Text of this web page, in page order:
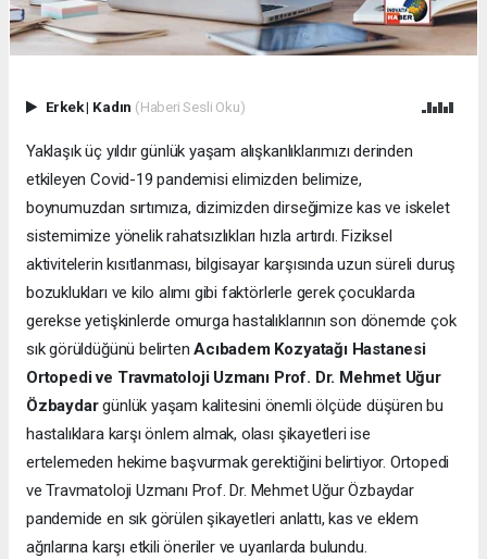
Erkek| Kadın (Haberi Sesli Oku)
Yaklaşık üç yıldır günlük yaşam alışkanlıklarımızı derinden
etkileyen Covid-19 pandemisi elimizden belimize,
boynumuzdan sırtımıza, dizimizden dirseğimize kas ve iskelet
sistemimize yönelik rahatsızlıkları hızla artırdı. Fiziksel
aktivitelerin kısıtlanması, bilgisayar karşısında uzun süreli duruş
bozuklukları ve kilo alımı gibi faktörlerle gerek çocuklarda
gerekse yetişkinlerde omurga hastalıklarının son dönemde çok
sık görüldüğünü belirtenAcıbadem Kozyatağı Hastanesi
Ortopedi ve Travmatoloji Uzmanı Prof. Dr. Mehmet Uğur
Özbaydargünlük yaşam kalitesini önemli ölçüde düşüren bu
hastalıklara karşı önlem almak, olası şikayetleri ise
ertelemeden hekime başvurmak gerektiğini belirtiyor. Ortopedi
ve Travmatoloji Uzmanı Prof. Dr. Mehmet Uğur Özbaydar
pandemide en sık görülen şikayetleri anlattı, kas ve eklem
ağrılarına karşı etkili öneriler ve uyarılarda bulundu.